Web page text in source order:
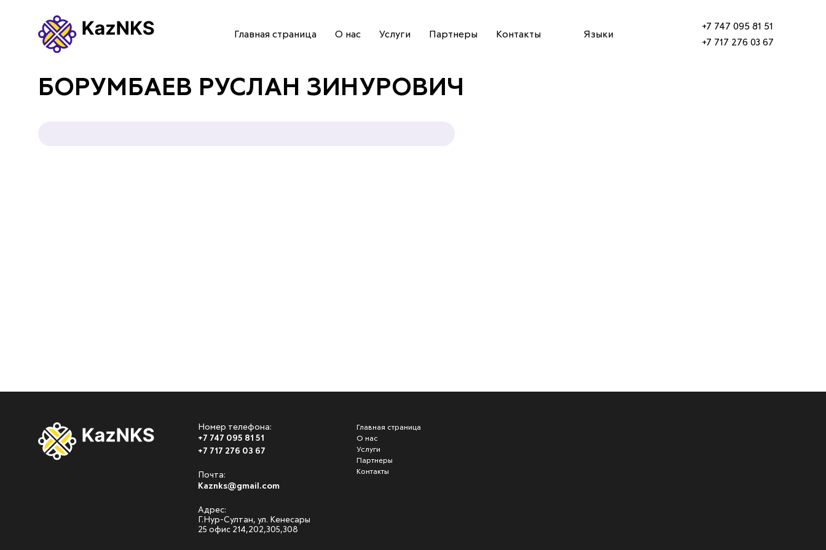
ГЛАВНАЯ СТРАНИЦА
Главная страница О нас Услуги Партнеры Контакты Языки
+7 747 095 81 51
+7 717 276 03 67
БОРУМБАЕВ РУСЛАН ЗИНУРОВИЧ
Номер телефона:
+7 747 095 81 51
+7 717 276 03 67
Почта:
Kaznks@gmail.com
Адрес:
Г.Нур-Султан, ул. Кенесары
25 офис 214,202,305,308
Главная страница
О нас
Услуги
Партнеры
Контакты